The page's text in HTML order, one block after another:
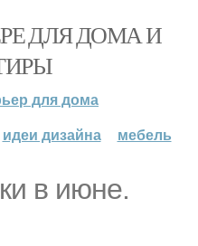
ДЛЯ ДОМА И
для дома
идеи дизайна мебель
в июне.